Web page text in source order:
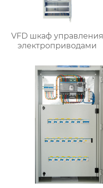
VFD шкаф управления
электроприводами